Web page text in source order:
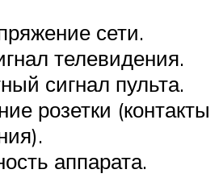
сети.
телевидения.
сигнал пульта.
розетки (контакты
аппарата.